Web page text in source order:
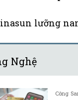
lưỡng
Nghệ
Công